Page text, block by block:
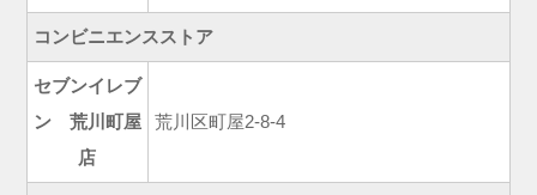
コンビニエンスストア
セブンイレブ
ン 荒川町屋
店
荒川区町屋2-8-4